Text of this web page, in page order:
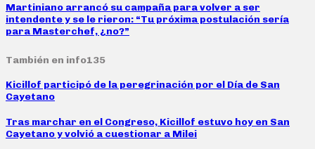
Martiniano arrancó su campaña para volver a ser
intendente y se le rieron: “Tu próxima postulación sería
para Masterchef, ¿no?”
También en info135
Kicillof participó de la peregrinación por el Día de San
Cayetano
Tras marchar en el Congreso, Kicillof estuvo hoy en San
Cayetano y volvió a cuestionar a Milei